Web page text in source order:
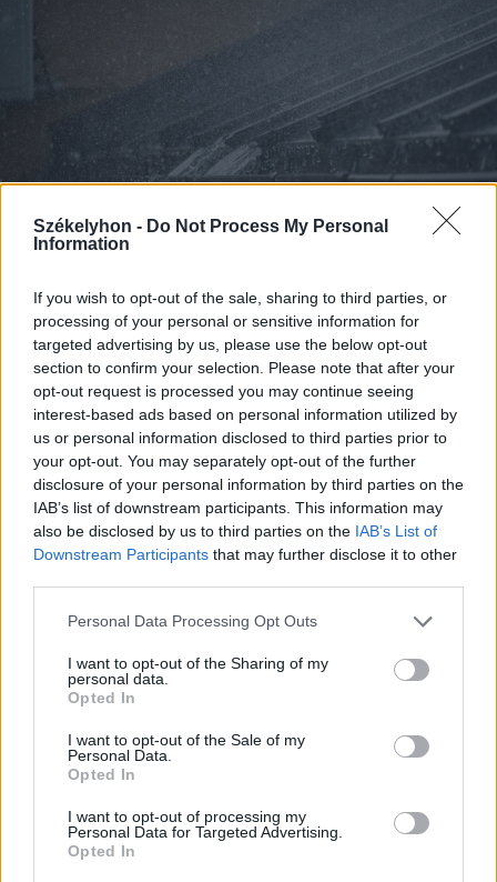
Székelyhon - Do Not Process My Personal
Information
If you wish to opt-out of the sale, sharing to third parties, or
processing of your personal or sensitive information for
targeted advertising by us, please use the below opt-out
section to confirm your selection. Please note that after your
opt-out request is processed you may continue seeing
interest-based ads based on personal information utilized by
us or personal information disclosed to third parties prior to
your opt-out. You may separately opt-out of the further
disclosure of your personal information by third parties on the
IAB’s list of downstream participants. This information may
also be disclosed by us to third parties on the IAB’s List of
Downstream Participants that may further disclose it to other
Personal Data Processing Opt Outs
I want to opt-out of the Sharing of my
personal data.
Opted In
I want to opt-out of the Sale of my
Personal Data.
Opted In
I want to opt-out of processing my
Personal Data for Targeted Advertising.
Opted In
2026. augusztus 06., csütörtök
Harmadfokú hőségriasztás a
nyugati megyékre, másodfokú
viharriasztás Székelyföldre
Megérkezett a Száz év magány